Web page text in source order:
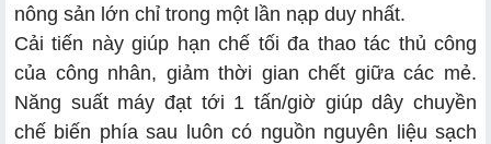
nông sản lớn chỉ trong một lần nạp duy nhất.
Cải tiến này giúp hạn chế tối đa thao tác thủ công
của công nhân, giảm thời gian chết giữa các mẻ.
Năng suất máy đạt tới 1 tấn/giờ giúp dây chuyền
chế biến phía sau luôn có nguồn nguyên liệu sạch